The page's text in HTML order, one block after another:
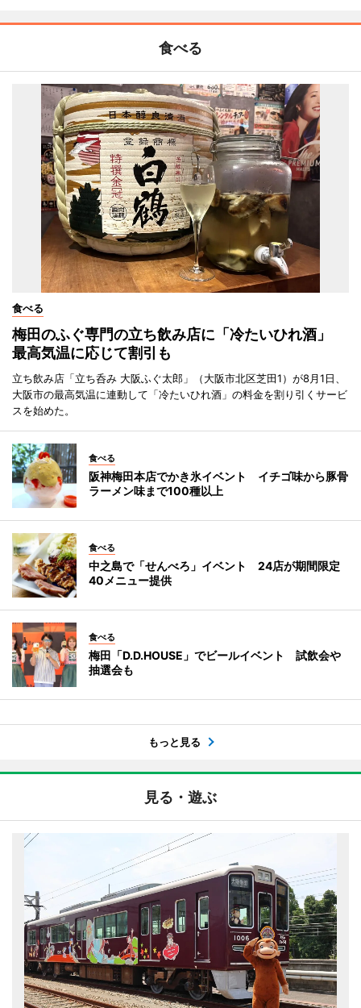
食べる
食べる
梅田のふぐ専門の立ち飲み店に「冷たいひれ酒」
最高気温に応じて割引も
立ち飲み店「立ち呑み 大阪ふぐ太郎」（大阪市北区芝田1）が8月1日、
大阪市の最高気温に連動して「冷たいひれ酒」の料金を割り引くサービ
スを始めた。
食べる
阪神梅田本店でかき氷イベント イチゴ味から豚骨
ラーメン味まで100種以上
食べる
中之島で「せんべろ」イベント 24店が期間限定
40メニュー提供
食べる
梅田「D.D.HOUSE」でビールイベント 試飲会や
抽選会も
もっと見る
見る・遊ぶ